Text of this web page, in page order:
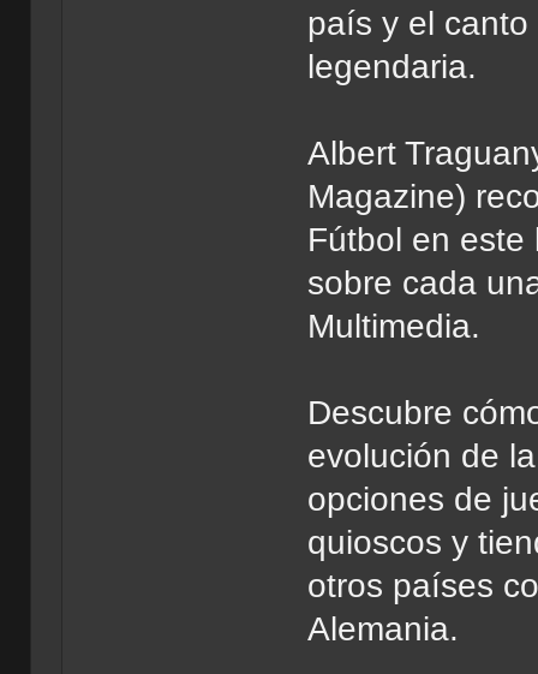
país y el
legendaria.
Albert
Magazine)
Fútbol en este
sobre cada
Multimedia.
Descubre
evolución de
opciones de
quioscos y
otros países
Alemania.